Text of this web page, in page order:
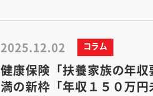
2025.12.02 コラム
健康保険「扶養家族の年
満の新枠「年収１５０万円